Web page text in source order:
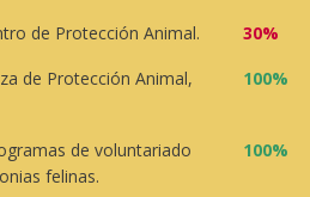
de Protección Animal.
30%
de Protección Animal,
100%
de voluntariado
felinas.
100%